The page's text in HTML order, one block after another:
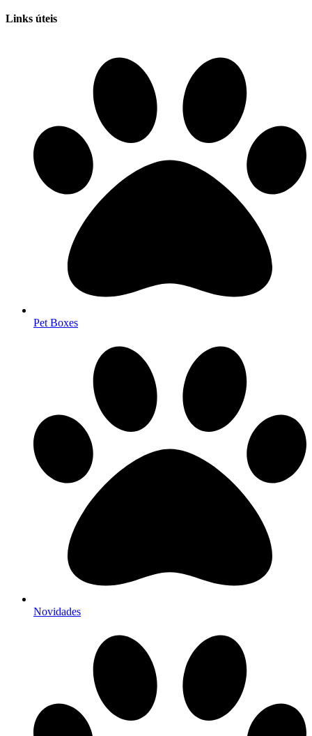
Links úteis
Pet Boxes
Novidades